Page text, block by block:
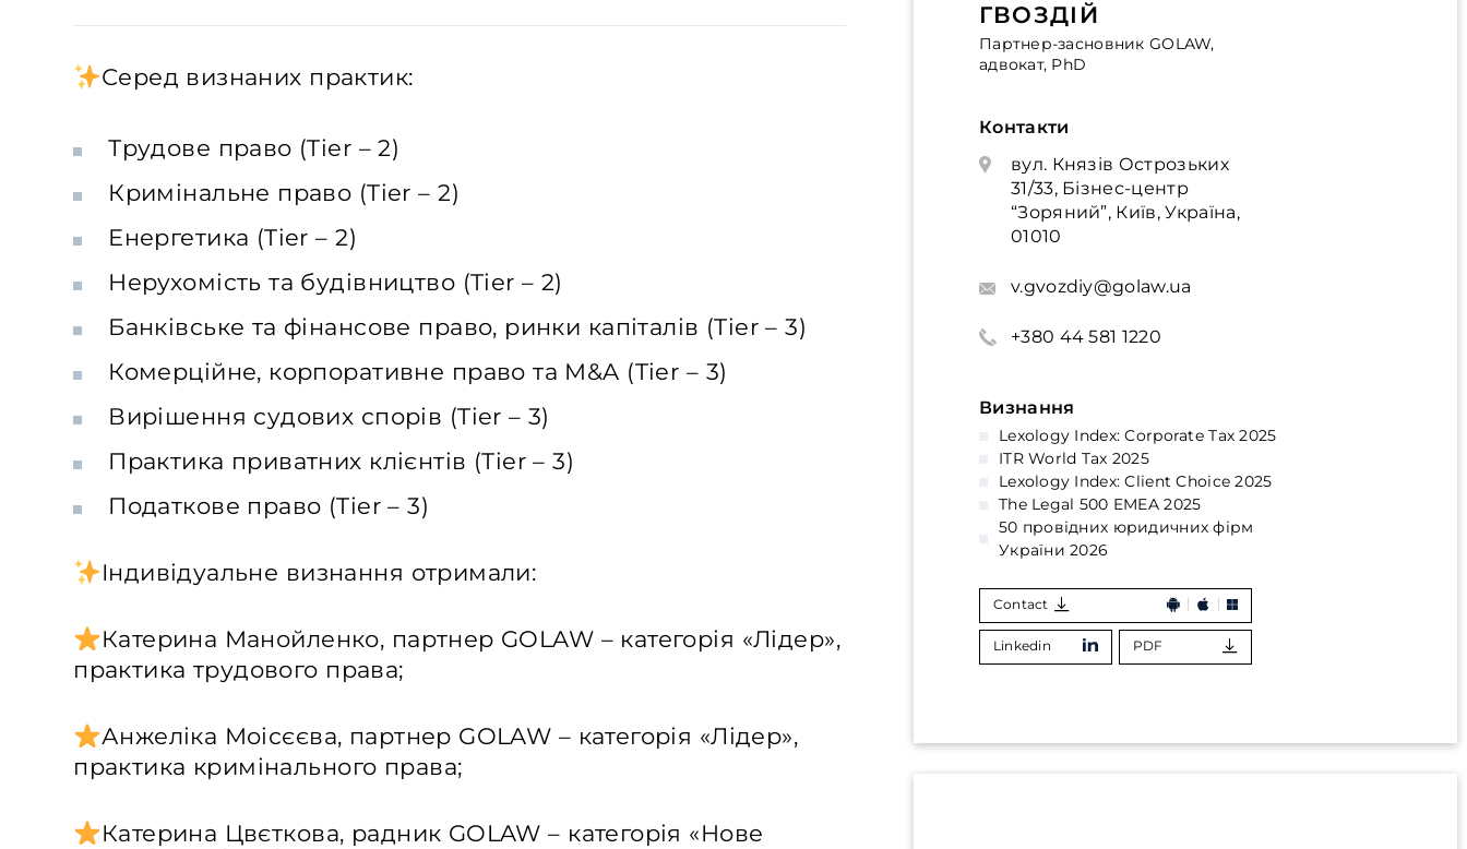
Серед визнаних практик:
Трудове право (Tier – 2)
Кримінальне право (Tier – 2)
Енергетика (Tier – 2)
Нерухомість та будівництво (Tier – 2)
Банківське та фінансове право, ринки капіталів (Tier – 3)
Комерційне, корпоративне право та M&A (Tier – 3)
Вирішення судових спорів (Tier – 3)
Практика приватних клієнтів (Tier – 3)
Податкове право (Tier – 3)
Індивідуальне визнання отримали:
Катерина Манойленко, партнер GOLAW – категорія «Лідер»,
практика трудового права;
Анжеліка Моісєєва, партнер GOLAW – категорія «Лідер»,
практика кримінального права;
Катерина Цвєткова, радник GOLAW – категорія «Нове
ГВОЗДІЙ
Партнер-засновник GOLAW,
адвокат, PhD
Контакти
вул. Князів Острозьких
31/33, Бізнес-центр
“Зоряний”, Київ, Україна,
01010
v.gvozdiy@golaw.ua
+380 44 581 1220
Визнання
Lexology Index: Corporate Tax 2025
ITR World Tax 2025
Lexology Index: Client Choice 2025
The Legal 500 EMEA 2025
50 провідних юридичних фірм
України 2026
Contact
Linkedin PDF